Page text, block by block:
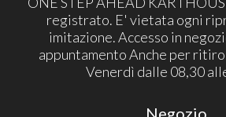
registrato. E' vietata ogni
imitazione. Accesso in
appuntamento Anche per
Venerdì dalle 08,30
Negozio